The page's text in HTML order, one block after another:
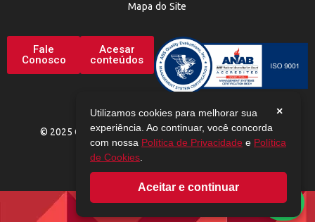
Mapa do Site
Fale
Conosco
Acesar
conteúdos
© 2025 CHEMAX. TODOS OS DIREITOS RESERVADOS
×
Utilizamos cookies para melhorar sua
experiência. Ao continuar, você concorda
com nossa Política de Privacidade e Política
de Cookies
Aceitar e continuar